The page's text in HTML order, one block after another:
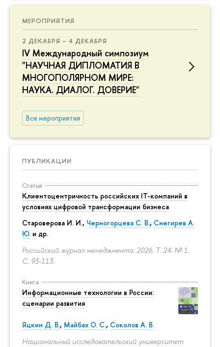
МЕРОПРИЯТИЯ
2 ДЕКАБРЯ – 4 ДЕКАБРЯ
IV Международный симпозиум
"НАУЧНАЯ ДИПЛОМАТИЯ В
МНОГОПОЛЯРНОМ МИРЕ:
НАУКА. ДИАЛОГ. ДОВЕРИЕ"
Все мероприятия
ПУБЛИКАЦИИ
Статья
Клиентоцентричность российских IT-компаний в
условиях цифровой трансформации бизнеса
Староверова И. И., Черногорцева С. В., Снегирев А.
Ю. и др.
Российский журнал менеджмента. 2026. Т. 24. № 1.
С. 93-113.
Книга
Информационные технологии в России:
сценарии развития
Яцкин Д. В., Майбах О. С., Соколов А. В.
Национальный исследовательский университет